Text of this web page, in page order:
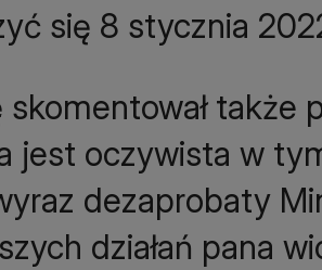
się 8 stycznia
skomentował także
jest oczywista w
dezaprobaty
działań pana